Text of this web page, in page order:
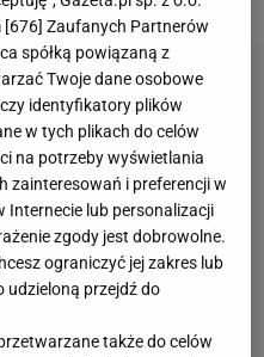
[676] Zaufanych Partnerów
spółką powiązaną z
Twoje dane osobowe
identyfikatory plików
w tych plikach do celów
na potrzeby wyświetlania
zainteresowań i preferencji w
Internecie lub personalizacji
zgody jest dobrowolne.
ograniczyć jej zakres lub
udzieloną przejdź do
także do celów